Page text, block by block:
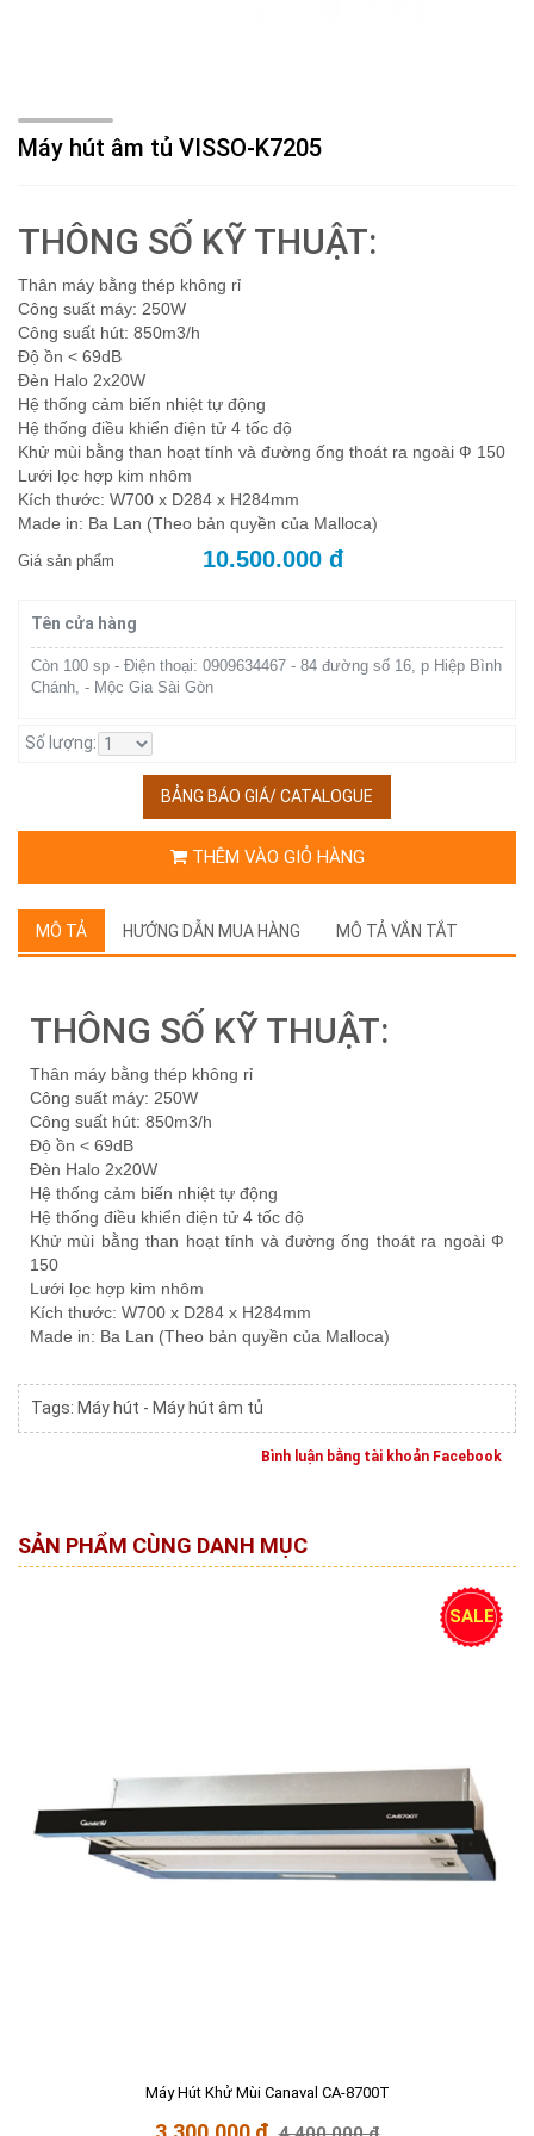
Máy hút âm tủ VISSO-K7205
THÔNG SỐ KỸ THUẬT:
Thân máy bằng thép không rỉ
Công suất máy: 250W
Công suất hút: 850m3/h
Độ ồn < 69dB
Đèn Halo 2x20W
Hệ thống cảm biến nhiệt tự động
Hệ thống điều khiển điện tử 4 tốc độ
Khử mùi bằng than hoạt tính và đường ống thoát ra ngoài Ф 150
Lưới lọc hợp kim nhôm
Kích thước: W700 x D284 x H284mm
Made in: Ba Lan (Theo bản quyền của Malloca)
Giá sản phẩm 10.500.000 đ
Tên cửa hàng
Còn 100 sp - Điện thoại: 0909634467 - 84 đường số 16, p Hiệp Bình
Chánh, - Mộc Gia Sài Gòn
Số lượng:
BẢNG BÁO GIÁ/ CATALOGUE
THÊM VÀO GIỎ HÀNG
MÔ TẢ HƯỚNG DẪN MUA HÀNG MÔ TẢ VẮN TẮT
THÔNG SỐ KỸ THUẬT:
Thân máy bằng thép không rỉ
Công suất máy: 250W
Công suất hút: 850m3/h
Độ ồn < 69dB
Đèn Halo 2x20W
Hệ thống cảm biến nhiệt tự động
Hệ thống điều khiển điện tử 4 tốc độ
Khử mùi bằng than hoạt tính và đường ống thoát ra ngoài Ф
150
Lưới lọc hợp kim nhôm
Kích thước: W700 x D284 x H284mm
Made in: Ba Lan (Theo bản quyền của Malloca)
Tags: Máy hút - Máy hút âm tủ
Bình luận bằng tài khoản Facebook
SẢN PHẨM CÙNG DANH MỤC
SALE
Máy Hút Khử Mùi Canaval CA-8700T